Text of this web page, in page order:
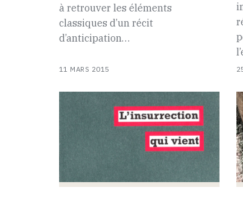
à retrouver les éléments
classiques d’un récit
d’anticipation…
11 MARS 2015